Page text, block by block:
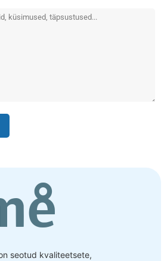
seotud kvaliteetsete,